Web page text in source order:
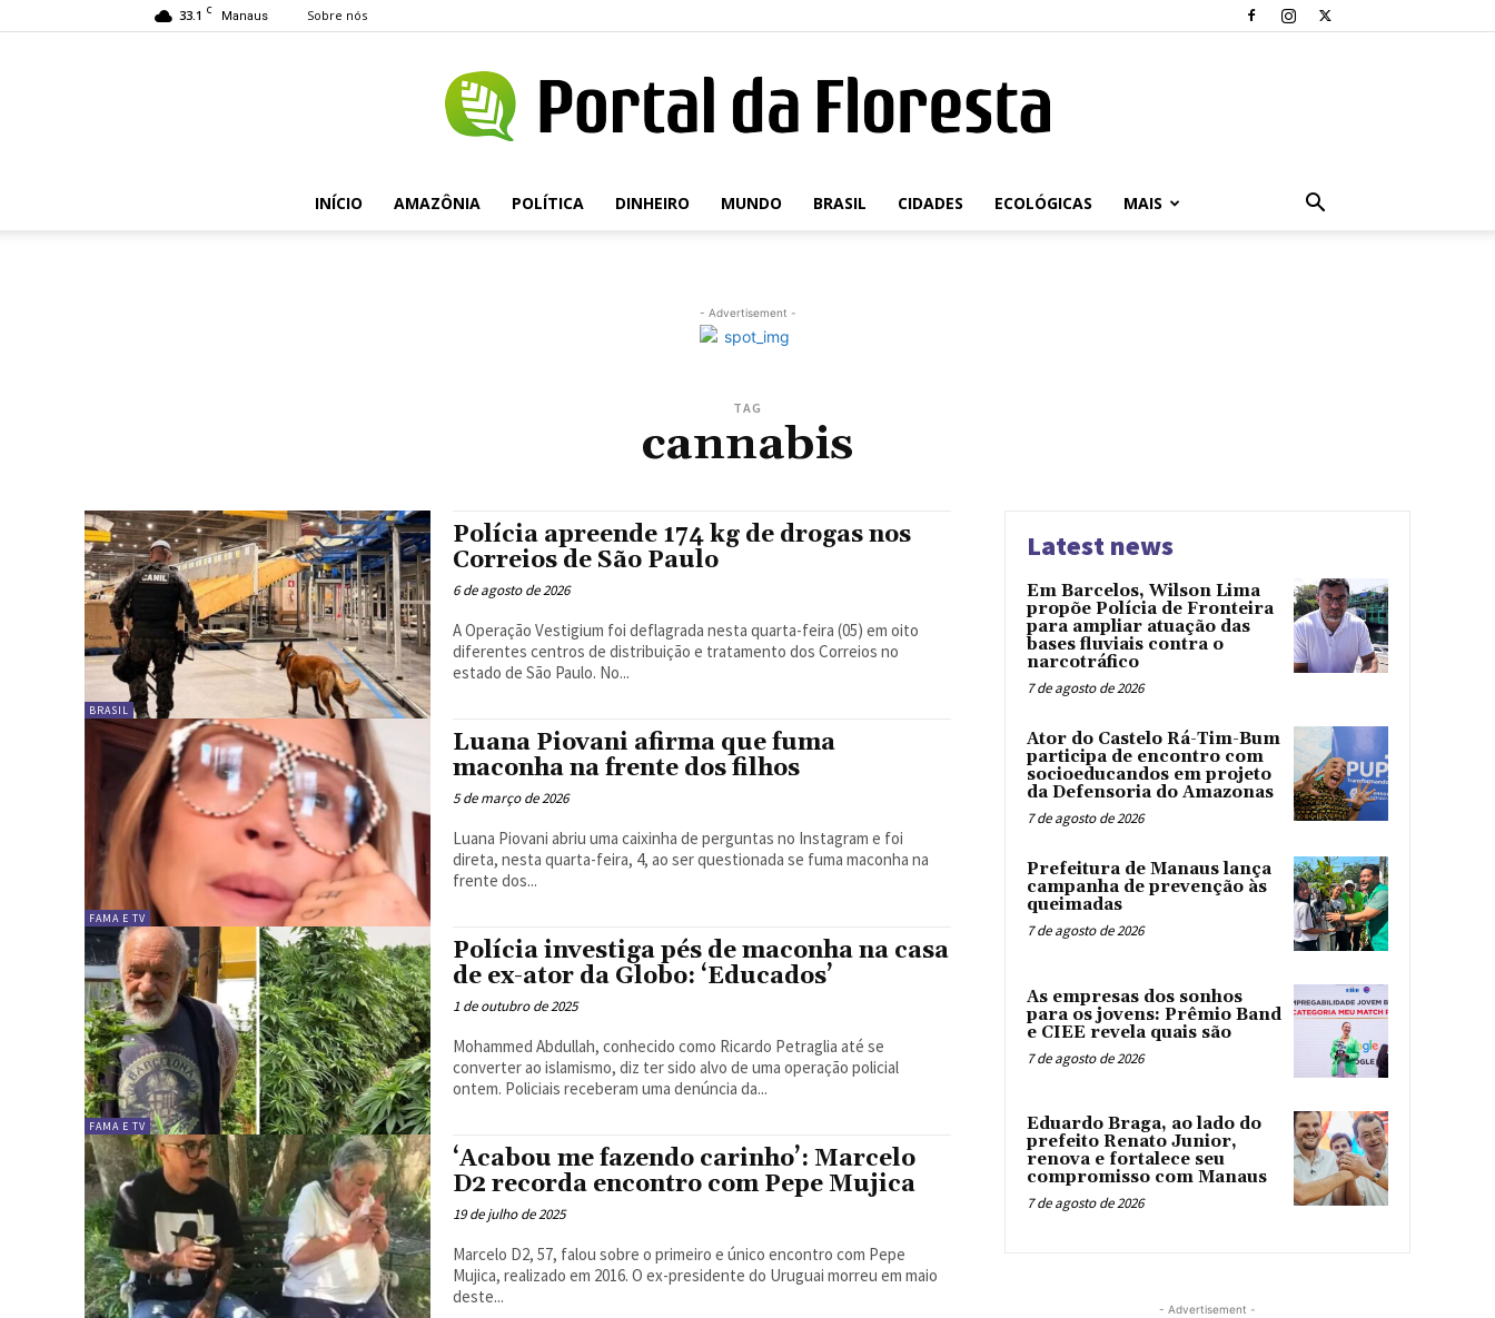
33.1 C Manaus Sobre nós
Portal
INÍCIO AMAZÔNIA POLÍTICA DINHEIRO MUNDO BRASIL CIDADES ECOLÓGICAS MAIS
- Advertisement -
TAG
cannabis
BRASIL
Polícia apreende 174 kg de drogas nos
Correios de São Paulo
6 de agosto de 2026
A Operação Vestigium foi deflagrada nesta quarta-feira (05) em oito
diferentes centros de distribuição e tratamento dos Correios no
estado de São Paulo. No...
FAMA E TV
Luana Piovani afirma que fuma
maconha na frente dos filhos
5 de março de 2026
Luana Piovani abriu uma caixinha de perguntas no Instagram e foi
direta, nesta quarta-feira, 4, ao ser questionada se fuma maconha na
frente dos...
FAMA E TV
Polícia investiga pés de maconha na casa
de ex-ator da Globo: ‘Educados’
1 de outubro de 2025
Mohammed Abdullah, conhecido como Ricardo Petraglia até se
converter ao islamismo, diz ter sido alvo de uma operação policial
ontem. Policiais receberam uma denúncia da...
‘Acabou me fazendo carinho’: Marcelo
D2 recorda encontro com Pepe Mujica
19 de julho de 2025
Marcelo D2, 57, falou sobre o primeiro e único encontro com Pepe
Mujica, realizado em 2016. O ex-presidente do Uruguai morreu em maio
deste...
Latest news
Em Barcelos, Wilson Lima
propõe Polícia de Fronteira
para ampliar atuação das
bases fluviais contra o
narcotráfico
7 de agosto de 2026
Ator do Castelo Rá-Tim-Bum
participa de encontro com
socioeducandos em projeto
da Defensoria do Amazonas
7 de agosto de 2026
Prefeitura de Manaus lança
campanha de prevenção às
queimadas
7 de agosto de 2026
As empresas dos sonhos
para os jovens: Prêmio Band
e CIEE revela quais são
7 de agosto de 2026
Eduardo Braga, ao lado do
prefeito Renato Junior,
renova e fortalece seu
compromisso com Manaus
7 de agosto de 2026
- Advertisement -